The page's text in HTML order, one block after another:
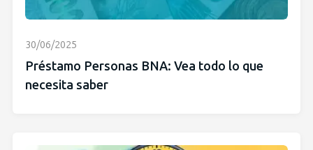
30/06/2025
Préstamo Personas BNA: Vea todo lo que
necesita saber